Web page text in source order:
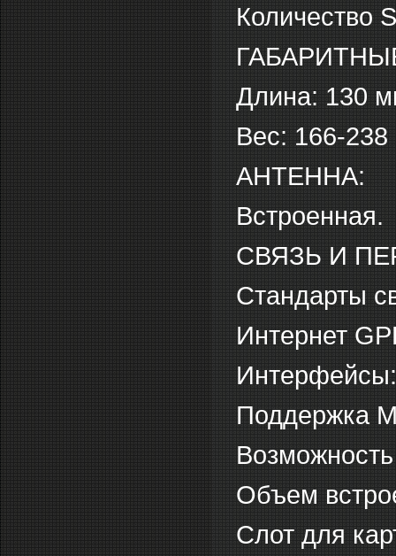
Количество
Длина: 130
Вес: 166-238
АНТЕННА:
Встроенная.
СВЯЗЬ И
Стандарты
Интернет
Поддержка
Объем
Слот для